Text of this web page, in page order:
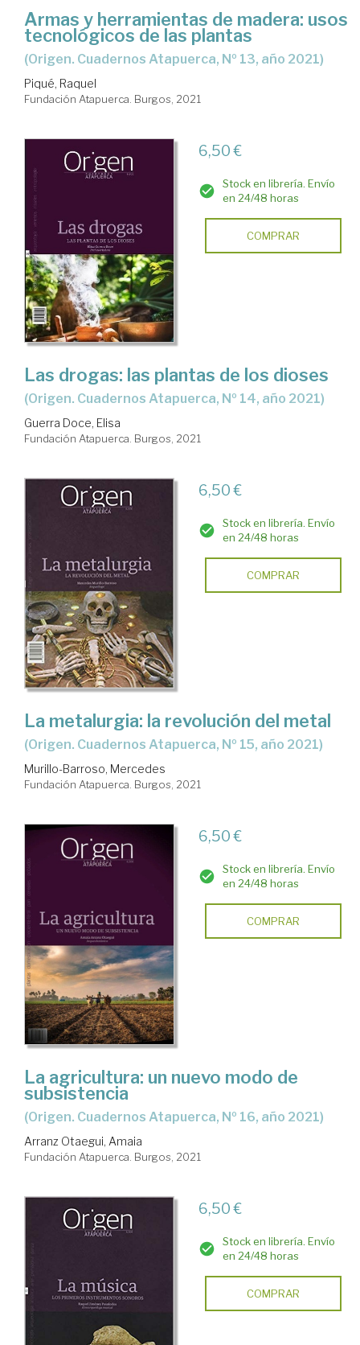
Armas y herramientas de madera: usos
tecnológicos de las plantas
(Origen. Cuadernos Atapuerca, Nº 13, año 2021)
Piqué, Raquel
Fundación Atapuerca. Burgos, 2021
6,50 €
Stock en librería. Envío
en 24/48 horas
COMPRAR
Las drogas: las plantas de los dioses
(Origen. Cuadernos Atapuerca, Nº 14, año 2021)
Guerra Doce, Elisa
Fundación Atapuerca. Burgos, 2021
6,50 €
Stock en librería. Envío
en 24/48 horas
COMPRAR
La metalurgia: la revolución del metal
(Origen. Cuadernos Atapuerca, Nº 15, año 2021)
Murillo-Barroso, Mercedes
Fundación Atapuerca. Burgos, 2021
6,50 €
Stock en librería. Envío
en 24/48 horas
COMPRAR
La agricultura: un nuevo modo de
subsistencia
(Origen. Cuadernos Atapuerca, Nº 16, año 2021)
Arranz Otaegui, Amaia
Fundación Atapuerca. Burgos, 2021
6,50 €
Stock en librería. Envío
en 24/48 horas
COMPRAR